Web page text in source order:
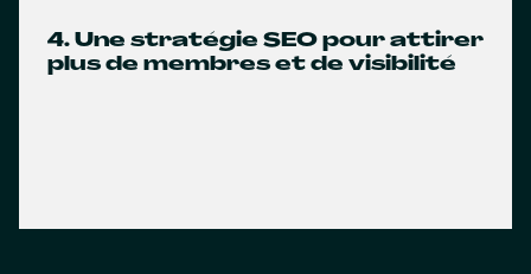
4. Une stratégie SEO pour attirer
plus de membres et de visibilité